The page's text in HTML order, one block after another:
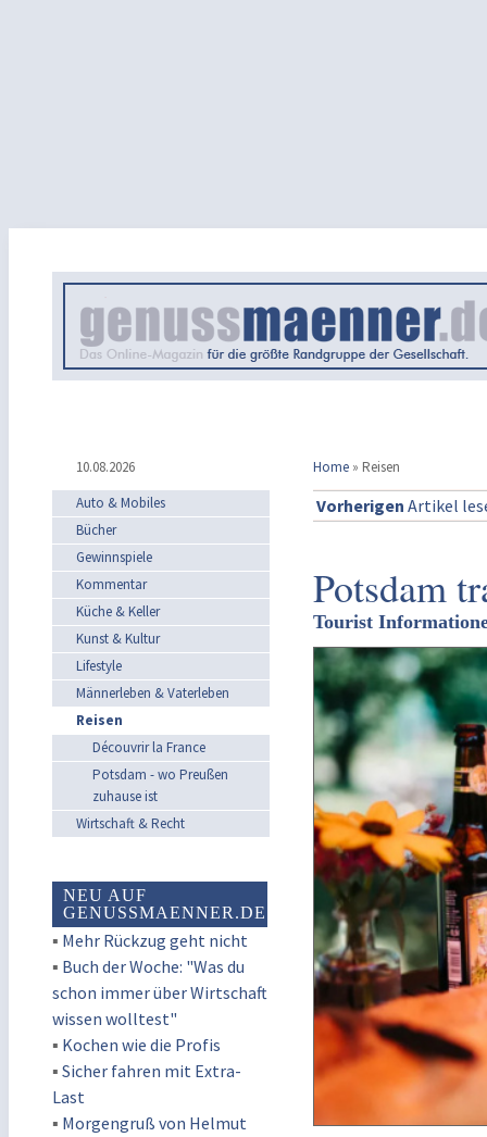
10.08.2026 Home » Reisen
Auto & Mobiles
Bücher
Gewinnspiele
Kommentar
Küche & Keller
Kunst & Kultur
Lifestyle
Männerleben & Vaterleben
Reisen
Découvrir la France
Potsdam - wo Preußen
zuhause ist
Wirtschaft & Recht
NEU AUF
GENUSSMAENNER.DE
▪ Mehr Rückzug geht nicht
▪ Buch der Woche: "Was du
schon immer über Wirtschaft
wissen wolltest"
▪ Kochen wie die Profis
▪ Sicher fahren mit Extra-
Last
▪ Morgengruß von Helmut
Vorherigen Artikel
Potsdam
Tourist